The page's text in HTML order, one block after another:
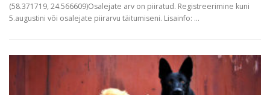
(58.371719, 24.566609)Osalejate arv on piiratud. Registreerimine kuni
5.augustini või osalejate piirarvu täitumiseni. Lisainfo: …